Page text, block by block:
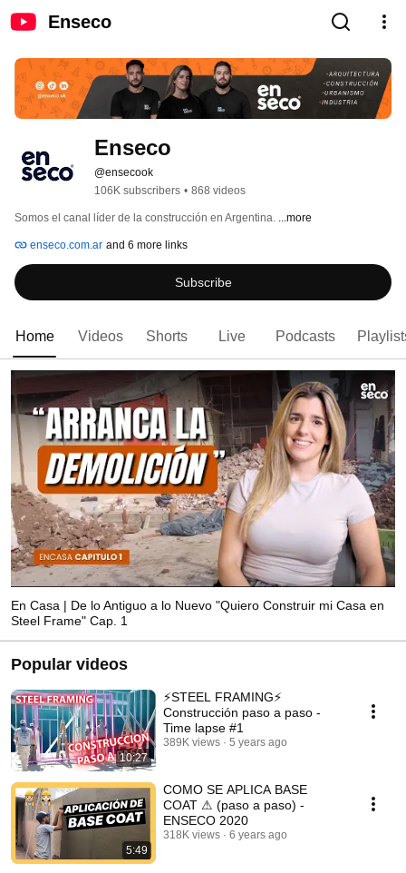
Enseco
Enseco
@ensecook
106K subscribers • 868 videos
Somos el canal líder de la construcción en Argentina. ...more
enseco.com.ar and 6 more links
Subscribe
Home Videos Shorts Live Podcasts
En Casa | De lo Antiguo a lo Nuevo "Quiero Construir mi Casa en
Steel Frame" Cap. 1
Popular videos
10:27
⚡️STEEL FRAMING⚡️
Construcción paso a paso -
Time lapse #1
389K views 5 years ago
5:49
COMO SE APLICA BASE
COAT ⚠ (paso a paso) -
ENSECO 2020
318K views 6 years ago